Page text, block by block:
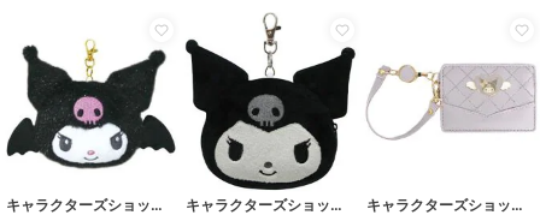
キャラクターズショップ ラフラフ キャラクターズショップ ラフラフ キャラクターズショップ ラフラフ